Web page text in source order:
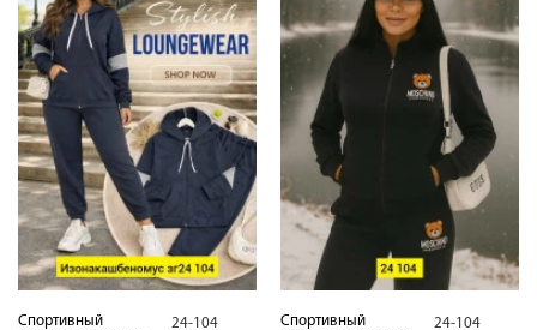
Спортивный
24-104
Спортивный
24-104